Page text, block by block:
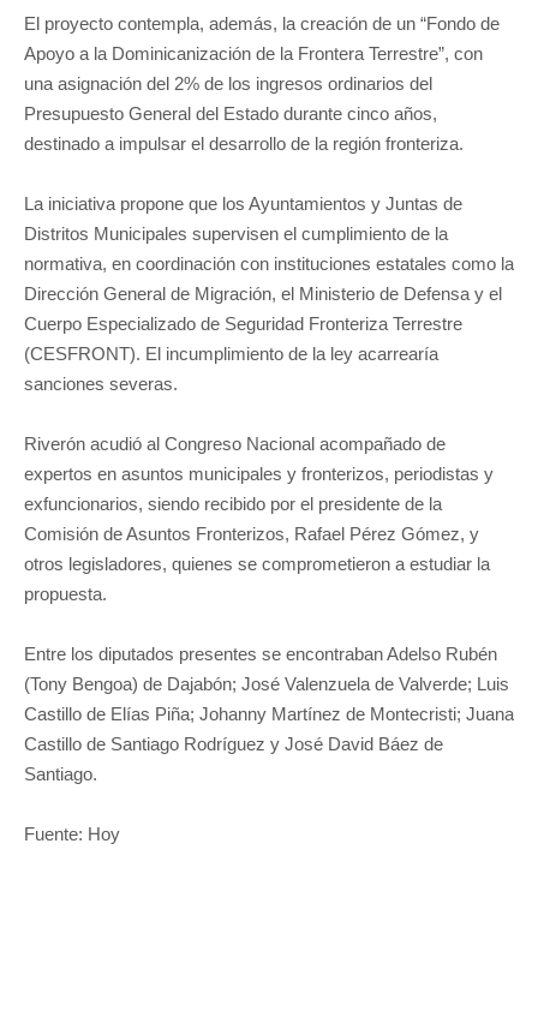
El proyecto contempla, además, la creación de un “Fondo de
Apoyo a la Dominicanización de la Frontera Terrestre”, con
una asignación del 2% de los ingresos ordinarios del
Presupuesto General del Estado durante cinco años,
destinado a impulsar el desarrollo de la región fronteriza.
La iniciativa propone que los Ayuntamientos y Juntas de
Distritos Municipales supervisen el cumplimiento de la
normativa, en coordinación con instituciones estatales como la
Dirección General de Migración, el Ministerio de Defensa y el
Cuerpo Especializado de Seguridad Fronteriza Terrestre
(CESFRONT). El incumplimiento de la ley acarrearía
sanciones severas.
Riverón acudió al Congreso Nacional acompañado de
expertos en asuntos municipales y fronterizos, periodistas y
exfuncionarios, siendo recibido por el presidente de la
Comisión de Asuntos Fronterizos, Rafael Pérez Gómez, y
otros legisladores, quienes se comprometieron a estudiar la
propuesta.
Entre los diputados presentes se encontraban Adelso Rubén
(Tony Bengoa) de Dajabón; José Valenzuela de Valverde; Luis
Castillo de Elías Piña; Johanny Martínez de Montecristi; Juana
Castillo de Santiago Rodríguez y José David Báez de
Santiago.
Fuente: Hoy